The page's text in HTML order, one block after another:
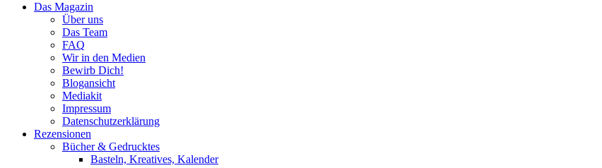
Das Magazin
Über uns
Das Team
FAQ
Wir in den Medien
Bewirb Dich!
Blogansicht
Mediakit
Impressum
Datenschutzerklärung
Rezensionen
Bücher & Gedrucktes
Basteln, Kreatives, Kalender